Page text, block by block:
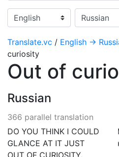
Translate.vc / English →
curiosity
Out of
Russian
366 parallel translation
DO YOU THINK I COULD
GLANCE AT IT JUST
OUT OF CURIOSITY.